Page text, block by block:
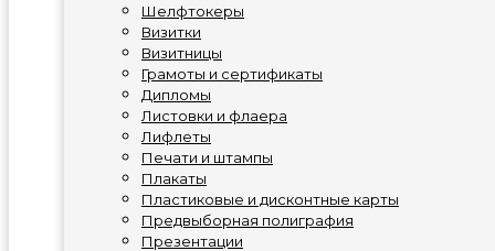
Шелфтокеры
Визитки
Визитницы
Грамоты и сертификаты
Дипломы
Листовки и флаера
Лифлеты
Печати и штампы
Плакаты
Пластиковые и дисконтные карты
Предвыборная полиграфия
Презентации